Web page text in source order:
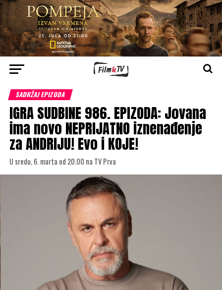
SADRŽAJ EPIZODA
IGRA SUDBINE 986. EPIZODA: Jovana
ima novo NEPRIJATNO iznenađenje
za ANDRIJU! Evo i KOJE!
U sredu, 6. marta od 20.00 na TV Prva